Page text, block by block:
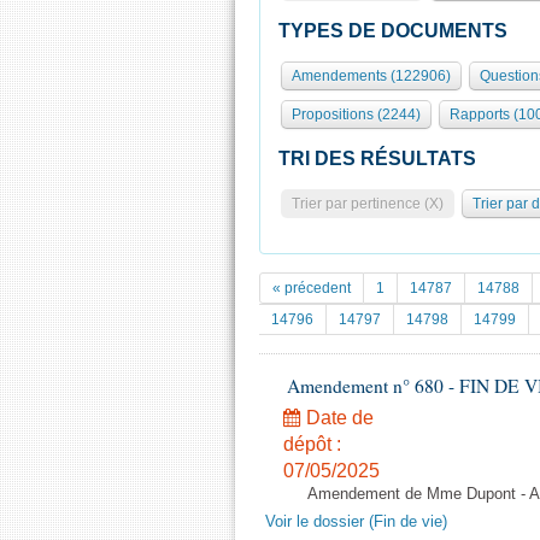
TYPES DE DOCUMENTS
Amendements (122906)
Propositions (2244) Rapports
TRI DES RÉSULTATS
Trier par pertinence (X) Trier par
« précedent 1 14787
14788
14796
14797 14798 14799
Amendement n° 680 - FIN DE
Date de
dépôt :
07/05/2025
Amendement de Mme Dupont -
Voir le dossier (Fin de vie)